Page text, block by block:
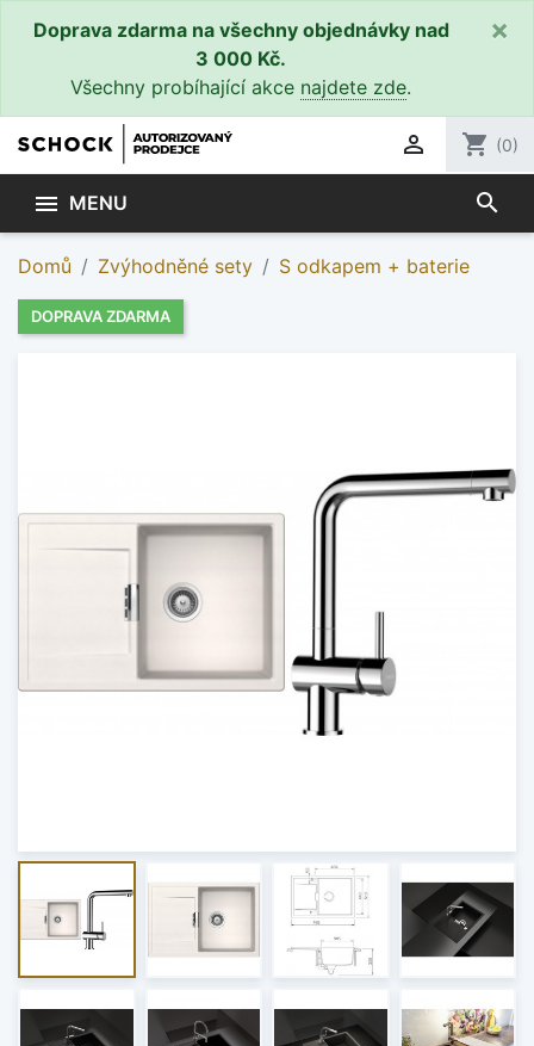
Doprava zdarma na všechny objednávky nad
3 000 Kč.
Všechny probíhající akce najdete zde.
×
 shopping_cart (0)
 MENU search
Domů Zvýhodněné sety S odkapem + baterie
DOPRAVA ZDARMA